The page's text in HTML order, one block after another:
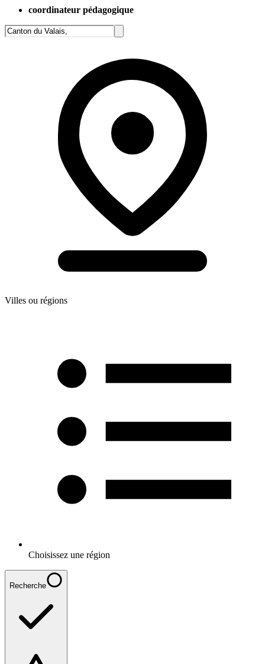
coordinateur pédagogique
Villes ou régions
Choisissez une région
Recherche